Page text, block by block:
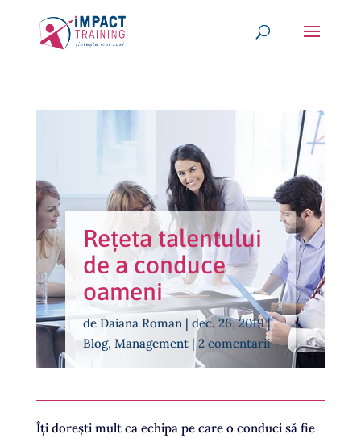
Rețeta talentului
de a conduce
oameni
deDaiana Roman |dec. 26, 2019|
Blog,Management |2 comentarii
Îți dorești mult ca echipa pe care o conduci să fie